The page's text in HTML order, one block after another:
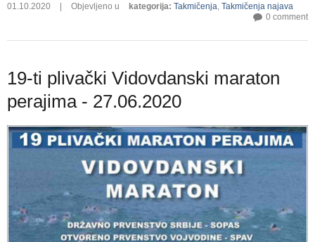
01.10.2020 Objevljeno u kategorija: Takmičenja, Takmičenja najava
0 comment
19-ti plivački Vidovdanski maraton
perajima - 27.06.2020